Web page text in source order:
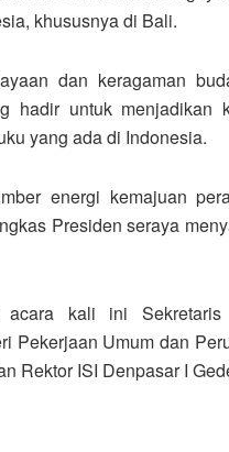
khususnya di Bali.
dan keragaman
hadir untuk menjadikan
yang ada di Indonesia.
energi kemajuan
Presiden seraya
acara kali ini
Pekerjaan Umum dan
Rektor ISI Denpasar I